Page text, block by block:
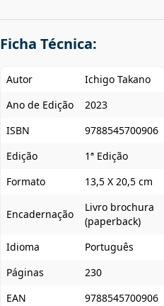
Ficha Técnica:
Autor
Ichigo Takano
Ano de Edição
2023
ISBN
9788545700906
Edição
1ª Edição
Formato
13,5 X 20,5 cm
Encadernação
Livro brochura
(paperback)
Idioma
Português
Páginas
230
EAN
9788545700906